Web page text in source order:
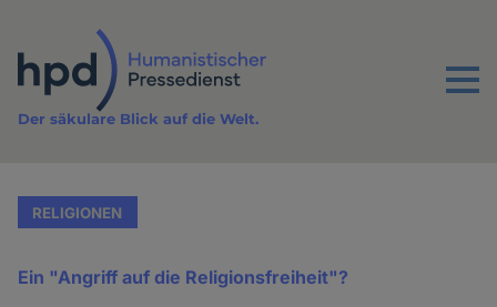
Inhalt
Menu
Der säkulare Blick auf die Welt.
RELIGIONEN
Ein "Angriff auf die Religionsfreiheit"?